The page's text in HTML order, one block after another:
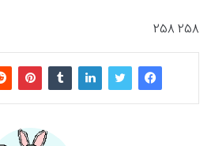
258 258